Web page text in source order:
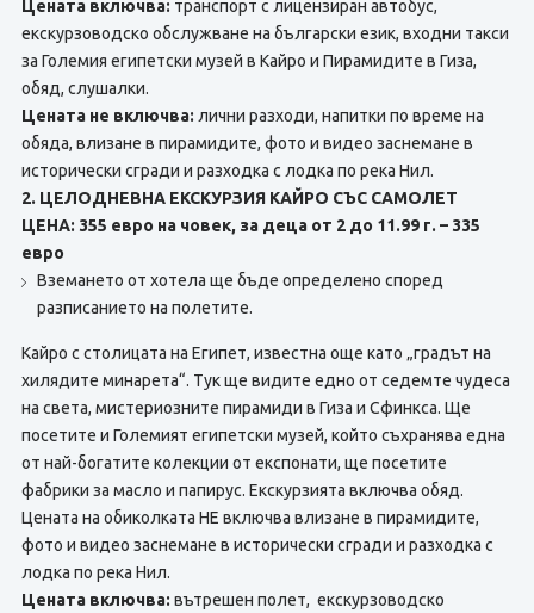
Цената включва: транспорт с лицензиран автобус,
екскурзоводско обслужване на български език, входни такси
за Големия египетски музей в Кайро и Пирамидите в Гиза,
обяд, слушалки.
Цената не включва: лични разходи, напитки по време на
обяда, влизане в пирамидите, фото и видео заснемане в
исторически сгради и разходка с лодка по река Нил.
2. ЦЕЛОДНЕВНА ЕКСКУРЗИЯ КАЙРО СЪС САМОЛЕТ
ЦЕНА: 355 евро на човек, за деца от 2 до 11.99 г. – 335
евро
Вземането от хотела ще бъде определено според
разписанието на полетите.
Кайро с столицата на Египет, известна още като „градът на
хилядите минарета“. Тук ще видите едно от седемте чудеса
на света, мистериозните пирамиди в Гиза и Сфинкса. Ще
посетите и Големият египетски музей, който съхранява една
от най-богатите колекции от експонати, ще посетите
фабрики за масло и папирус. Екскурзията включва обяд.
Цената на обиколката НЕ включва влизане в пирамидите,
фото и видео заснемане в исторически сгради и разходка с
лодка по река Нил.
Цената включва: вътрешен полет, екскурзоводско